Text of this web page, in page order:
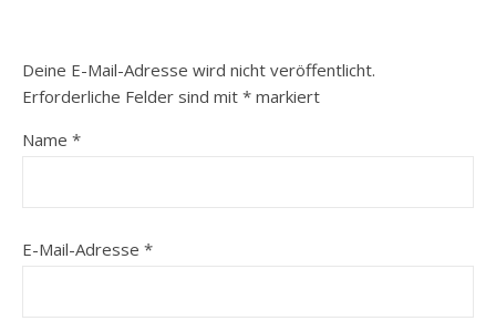
Deine E-Mail-Adresse wird nicht veröffentlicht.
Erforderliche Felder sind mit * markiert
Name *
E-Mail-Adresse *